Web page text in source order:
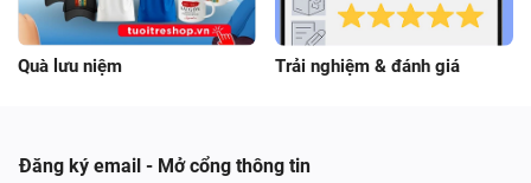
Quà lưu niệm Trải nghiệm & đánh giá
Đăng ký email - Mở cổng thông tin